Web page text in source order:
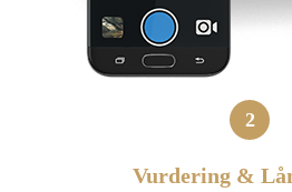
2
Vurdering &